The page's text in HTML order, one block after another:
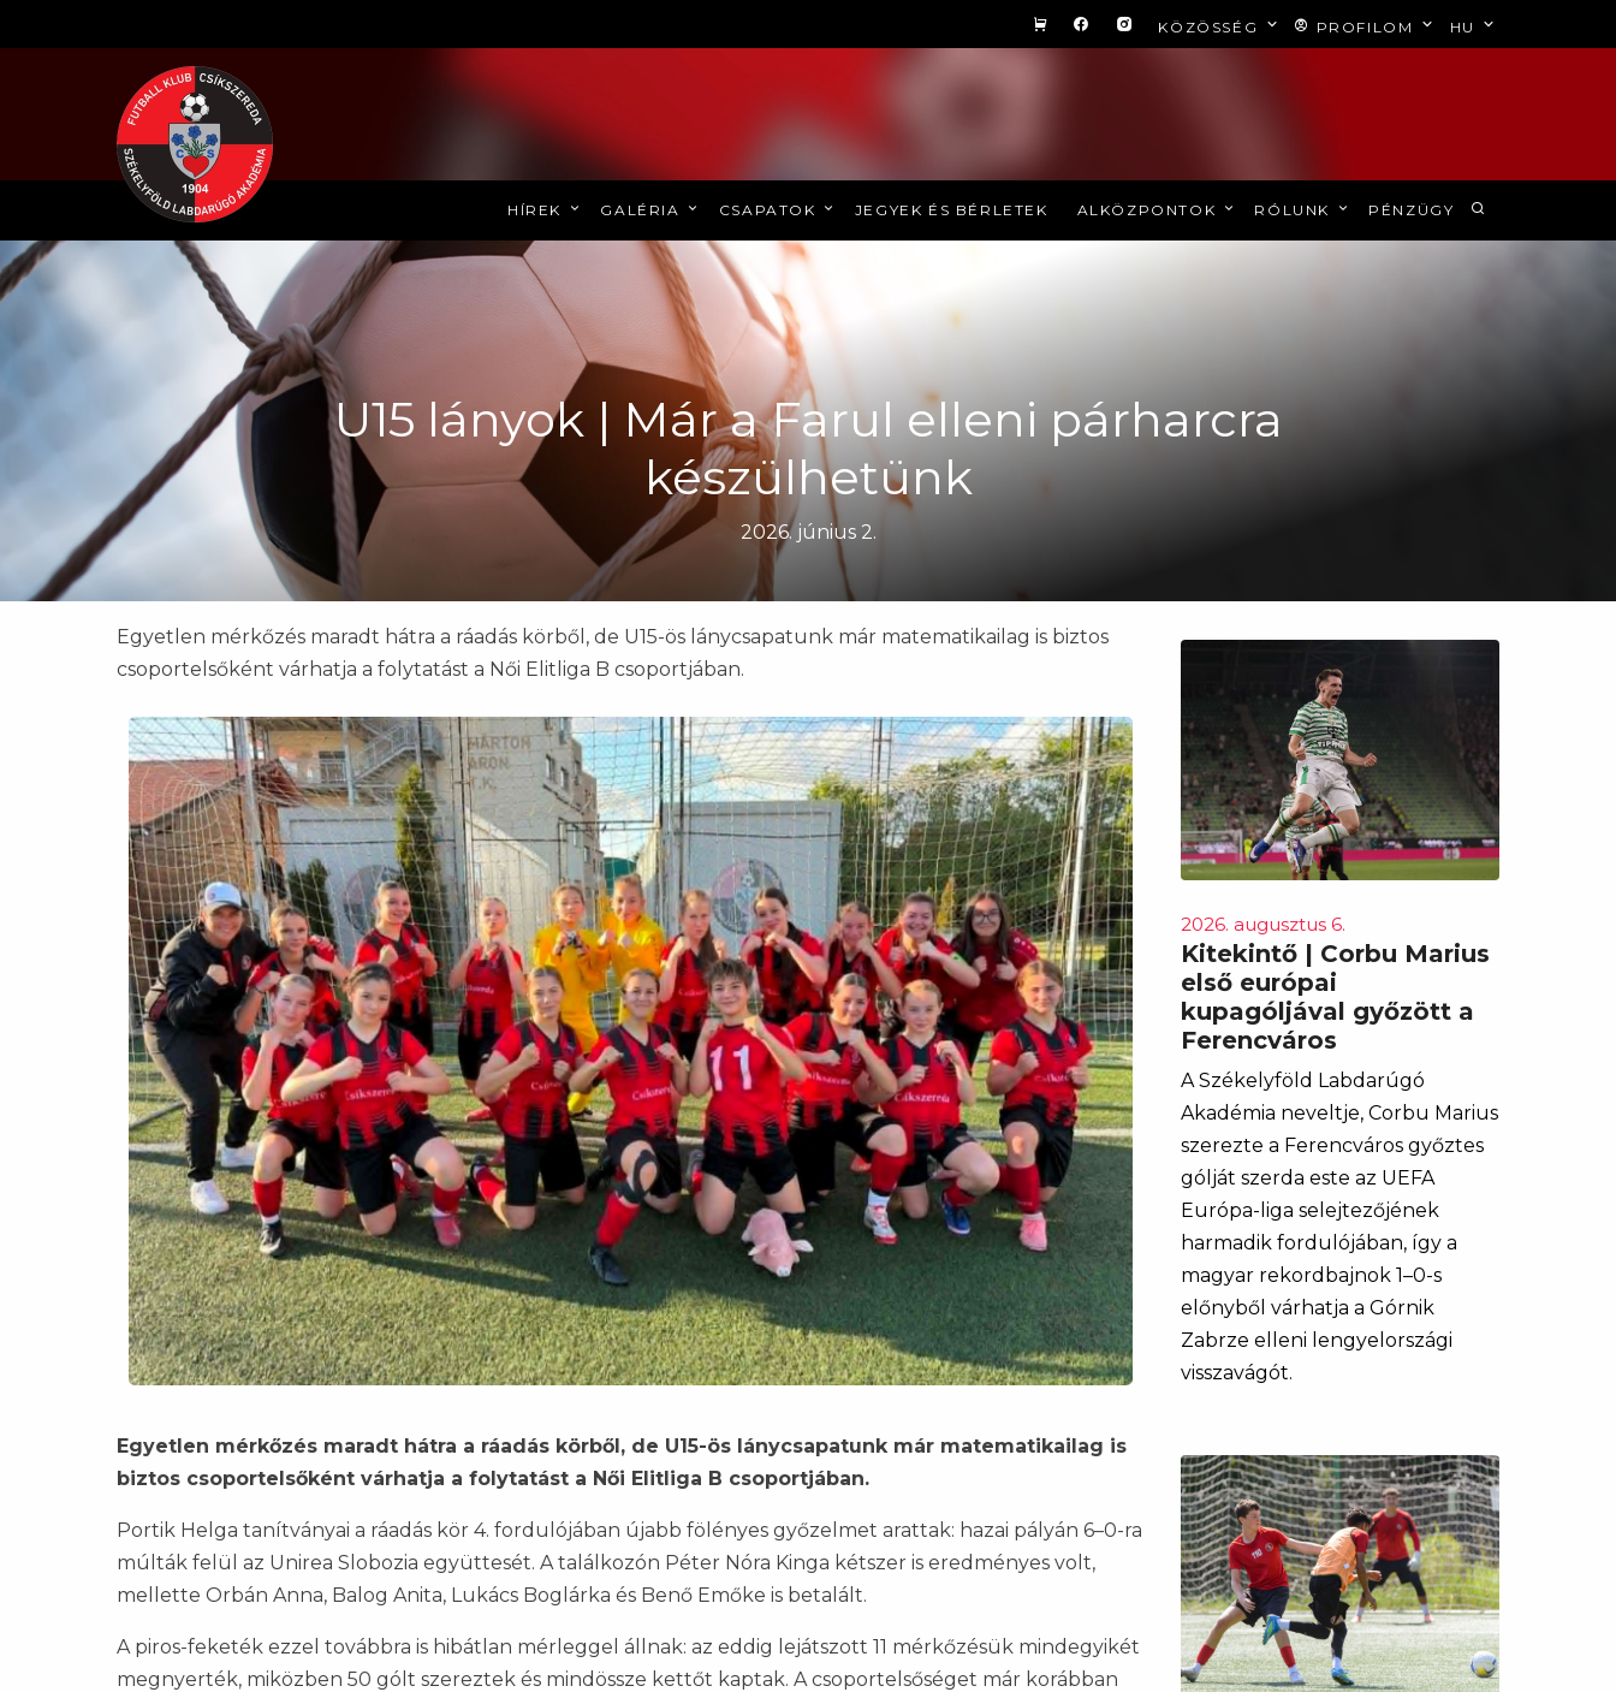
KÖZÖSSÉG PROFILOM HU
HÍREK GALÉRIA CSAPATOK JEGYEK ÉS BÉRLETEK ALKÖZPONTOK RÓLUNK PÉNZÜGY
U15 lányok | Már a Farul elleni párharcra
készülhetünk
2026. június 2.
Egyetlen mérkőzés maradt hátra a ráadás körből, de U15-ös lánycsapatunk már matematikailag is biztos
csoportelsőként várhatja a folytatást a Női Elitliga B csoportjában.
Egyetlen mérkőzés maradt hátra a ráadás körből, de U15-ös lánycsapatunk már matematikailag is
biztos csoportelsőként várhatja a folytatást a Női Elitliga B csoportjában.
Portik Helga tanítványai a ráadás kör 4. fordulójában újabb fölényes győzelmet arattak: hazai pályán 6–0-ra
múlták felül az Unirea Slobozia együttesét. A találkozón Péter Nóra Kinga kétszer is eredményes volt,
mellette Orbán Anna, Balog Anita, Lukács Boglárka és Benő Emőke is betalált.
A piros-feketék ezzel továbbra is hibátlan mérleggel állnak: az eddig lejátszott 11 mérkőzésük mindegyikét
megnyerték, miközben 50 gólt szereztek és mindössze kettőt kaptak. A csoportelsőséget már korábban
2026. augusztus 6.
Kitekintő | Corbu Marius
első európai
kupagóljával győzött a
Ferencváros
A Székelyföld Labdarúgó
Akadémia neveltje, Corbu Marius
szerezte a Ferencváros győztes
gólját szerda este az UEFA
Európa-liga selejtezőjének
harmadik fordulójában, így a
magyar rekordbajnok 1–0-s
előnyből várhatja a Górnik
Zabrze elleni lengyelországi
visszavágót.